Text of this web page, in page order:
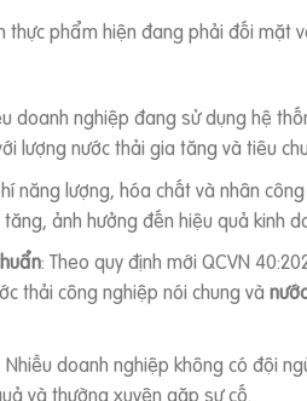
thực phẩm hiện đang phải đối mặt
doanh nghiệp đang sử dụng hệ
lượng nước thải gia tăng và tiêu
năng lượng, hóa chất và nhân
ảnh hưởng đến hiệu quả kinh
: Theo quy định mới QCVN
thải công nghiệp nói chung và
Nhiều doanh nghiệp không có đội
và thường xuyên gặp sự cố.